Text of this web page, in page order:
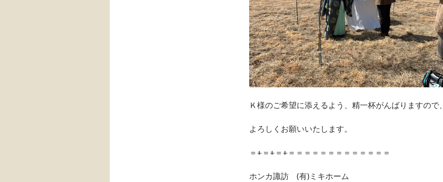
Ｋ様のご希望に添えるよう、精一杯がんばりますので
よろしくお願いいたします。
＝+＝+＝+＝＝＝＝＝＝＝＝＝＝＝＝＝
ホンカ諏訪 (有)ミキホーム